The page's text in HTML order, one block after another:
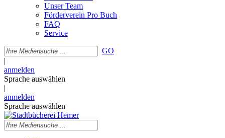
Unser Team
Förderverein Pro Buch
FAQ
Service
GO
|
anmelden
Sprache auswählen
|
anmelden
Sprache auswählen